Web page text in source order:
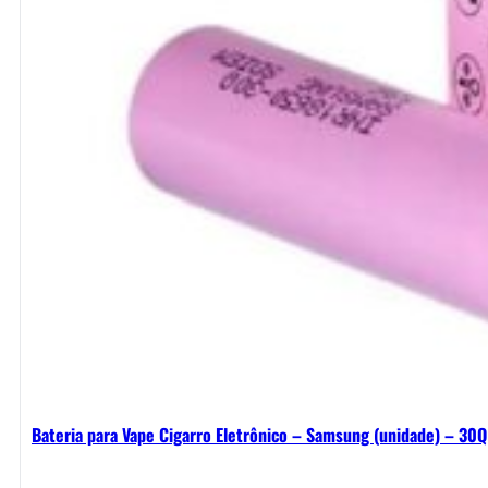
Bateria para Vape Cigarro Eletrônico – Samsung (unidade) –